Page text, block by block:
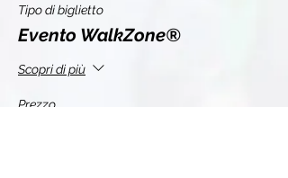
Tipo di biglietto
Evento WalkZone®
Scopri di più
Prezzo